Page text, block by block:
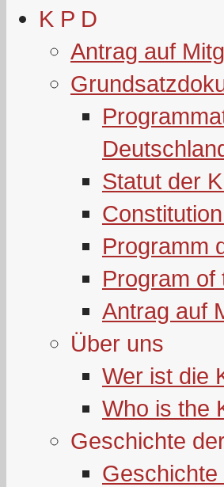
K P D
Antrag auf
Statut der
Programm
Program
Antrag auf
Über uns
Wer ist die
Who is the
Geschichte